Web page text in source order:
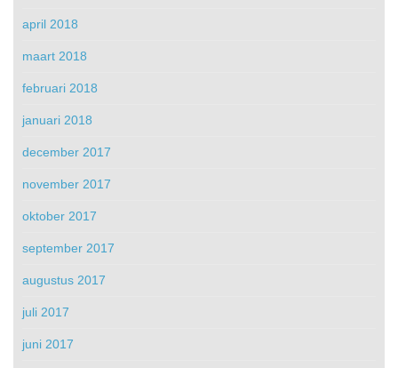
april 2018
maart 2018
februari 2018
januari 2018
december 2017
november 2017
oktober 2017
september 2017
augustus 2017
juli 2017
juni 2017